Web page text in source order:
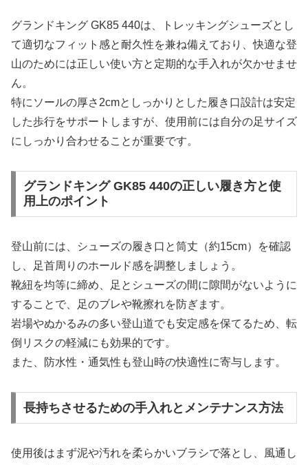
グランドキング GK85 440は、トレッキングシューズとし
て適切なフィット感と耐久性を兼ね備えており、快適な登
山のためには正しい使い方と定期的な手入れが欠かせませ
ん。
特にソールの厚さ2cmとしっかりとした履き口設計は安定
した歩行をサポートしますが、使用前には自分の足サイズ
にしっかり合わせることが重要です。
グランドキング GK85 440の正しい履き方と使
用上のポイント
登山前には、シューズの履き口と筒丈（約15cm）を確認
し、足首周りのホールド感を調整しましょう。
靴紐を均等に締め、足とシューズの間に隙間がないように
することで、足のブレや靴擦れを防ぎます。
岩場やぬかるみの多い登山道でも安定感を保てるため、転
倒リスクの軽減にも効果的です。
また、防水性・通気性も登山時の快適性に寄与します。
長持ちさせるための手入れとメンテナンス方法
使用後はまず泥や汚れを柔らかいブラシで落とし、風通し